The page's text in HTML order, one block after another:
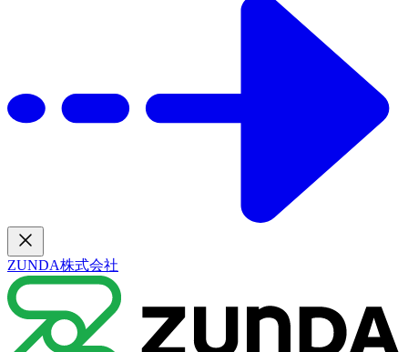
ZUNDA株式会社